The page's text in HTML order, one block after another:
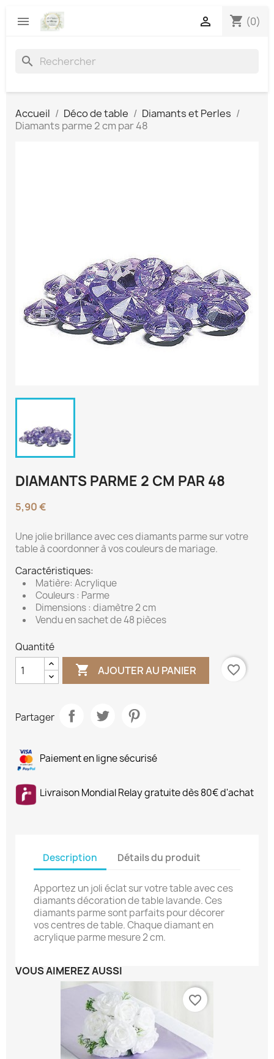
 shopping_cart (0)

search
Accueil Déco de table
Diamants et Perles
Diamants parme 2 cm par 48
DIAMANTS PARME 2 CM PAR 48
5,90 €
Une jolie brillance avec ces diamants parme sur votre
table à coordonner à vos couleurs de mariage.
Caractéristiques:
Matière: Acrylique
Couleurs : Parme
Dimensions : diamètre 2 cm
Vendu en sachet de 48 pièces
Quantité
 AJOUTER AU PANIER favorite_border
Partager
Paiement en ligne sécurisé
Livraison Mondial Relay gratuite dès 80€ d'achat
Description Détails du produit
Apportez un joli éclat sur votre table avec ces
diamants décoration de table lavande. Ces
diamants parme sont parfaits pour décorer
vos centres de table. Chaque diamant en
acrylique parme mesure 2 cm.
VOUS AIMEREZ AUSSI
favorite_border